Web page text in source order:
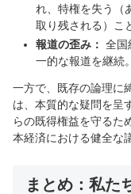
れ、特権を失う（
取り残される）こ
報道の歪み： 全国
一的な報道を継続。
一方で、既存の論理に
は、本質的な疑問を呈
らの既得権益を守るた
本経済における健全な
まとめ：私た